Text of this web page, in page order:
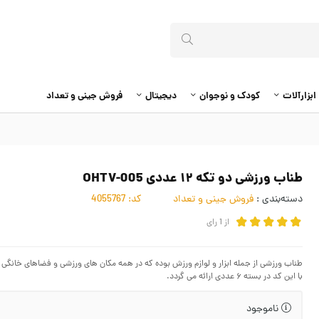
ابزارآلات کودک و نوجوان دیجیتال فروش جینی و تعداد
طناب ورزشی دو تکه ۱۲ عددی OHTV-005
دسته‌بندی : فروش جینی و تعداد کد:
از 1رای
طناب ورزشی از جمله ابزار و لوازم ورزش بوده که در همه مکان های ورزشی و فضاهای
با این کد در بسته ۶ عددی ارائه می گردد.
ناموجود